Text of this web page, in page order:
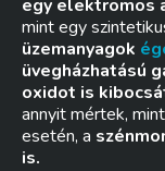
egy elektromos
mint egy
üzemanyagok
üvegházhatású
oxidot is
annyit mértek,
esetén, a
is.